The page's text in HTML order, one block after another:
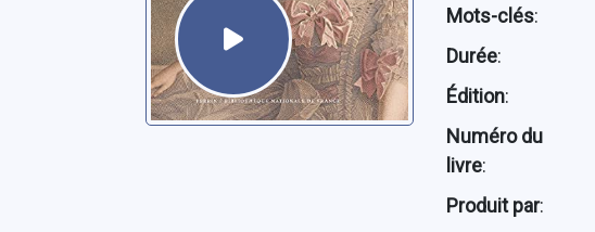
Mots-clés:
Durée:
Édition:
Numéro du
livre:
Produit par: